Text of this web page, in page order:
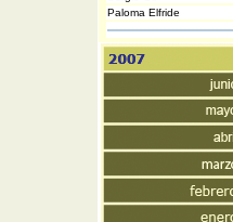
Paloma Elfride